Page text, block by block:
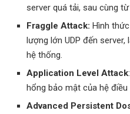
server quá tải, sau cùng
Fraggle Attack: Hình
lượng lớn UDP đến
hệ thống.
Application Level Attack
hổng bảo mật của hệ điều
Advanced Persistent